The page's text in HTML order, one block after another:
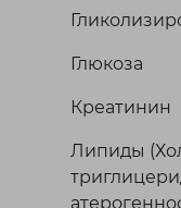
Глюкоза
Креатинин
Липиды